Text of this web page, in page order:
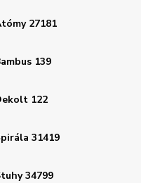
27181
139
122
31419
34799